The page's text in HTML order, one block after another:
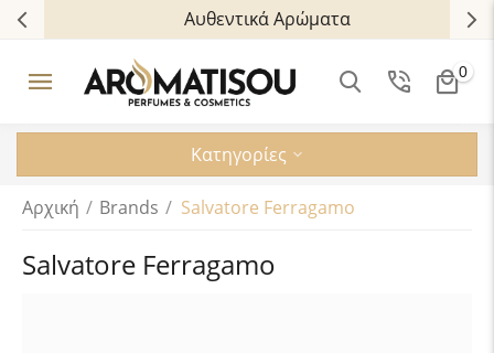
Αυθεντικά Αρώματα
0
Κατηγορίες
Αρχική / Brands / Salvatore Ferragamo
Salvatore Ferragamo